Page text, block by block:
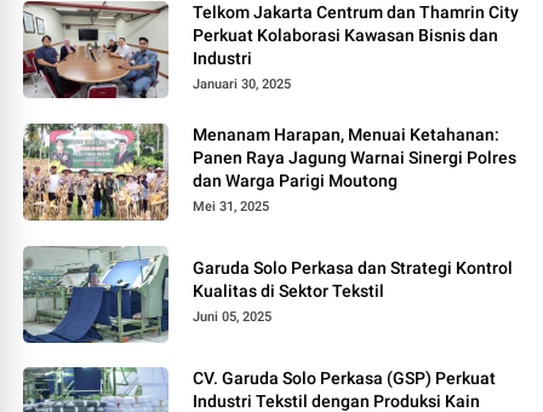
Telkom Jakarta Centrum dan Thamrin City
Perkuat Kolaborasi Kawasan Bisnis dan
Industri
Januari 30, 2025
Menanam Harapan, Menuai Ketahanan:
Panen Raya Jagung Warnai Sinergi Polres
dan Warga Parigi Moutong
Mei 31, 2025
Garuda Solo Perkasa dan Strategi Kontrol
Kualitas di Sektor Tekstil
Juni 05, 2025
CV. Garuda Solo Perkasa (GSP) Perkuat
Industri Tekstil dengan Produksi Kain